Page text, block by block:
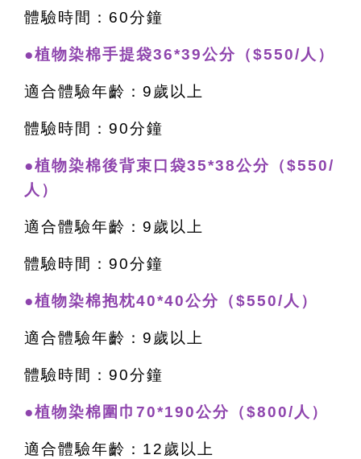
體驗時間：60分鐘
●植物染棉手提袋36*39公分（$550/人）
適合體驗年齡：9歲以上
體驗時間：90分鐘
●植物染棉後背束口袋35*38公分（$550/
人）
適合體驗年齡：9歲以上
體驗時間：90分鐘
●植物染棉抱枕40*40公分（$550/人）
適合體驗年齡：9歲以上
體驗時間：90分鐘
●植物染棉圍巾70*190公分（$800/人）
適合體驗年齡：12歲以上